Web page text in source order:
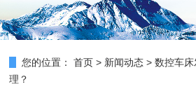
您的位置： 首页 > 新闻动态 >数控车
理？